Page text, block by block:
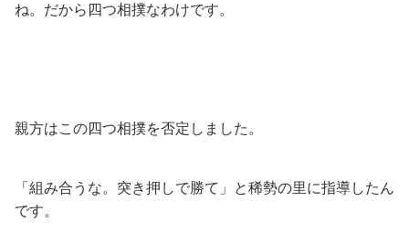
ね。だから四つ相撲なわけです。
親方はこの四つ相撲を否定しました。
「組み合うな。突き押しで勝て」と稀勢の里に指導したん
です。